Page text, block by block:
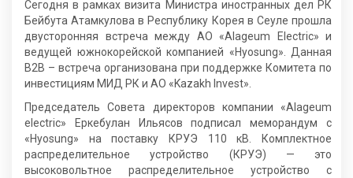
Сегодня в рамках визита Министра иностранных дел РК
Бейбута Атамкулова в Республику Корея в Сеуле прошла
двусторонняя встреча между АО «Alageum Electric» и
ведущей южнокорейской компанией «Hyosung». Данная
B2B – встреча организована при поддержке Комитета по
инвестициям МИД РК и АО «Kazakh Invest».
Председатель Совета директоров компании «Alageum
electric» Еркебулан Ильясов подписал меморандум с
«Hyosung» на поставку КРУЭ 110 кВ. Комплектное
распределительное устройство (КРУЭ) — это
высоковольтное распределительное устройство с